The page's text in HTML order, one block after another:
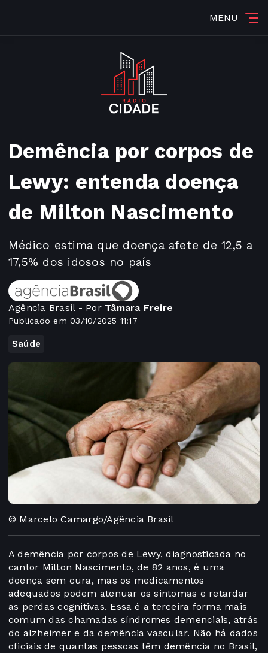
MENU
Demência por corpos de
Lewy: entenda doença
de Milton Nascimento
Médico estima que doença afete de 12,5 a
17,5% dos idosos no país
Agência Brasil - Por Tâmara Freire
Publicado em 03/10/2025 11:17
Saúde
© Marcelo Camargo/Agência Brasil
A demência por corpos de Lewy, diagnosticada no
cantor Milton Nascimento, de 82 anos, é uma
doença sem cura, mas os medicamentos
adequados podem atenuar os sintomas e retardar
as perdas cognitivas. Essa é a terceira forma mais
comum das chamadas síndromes demenciais, atrás
do alzheimer e da demência vascular. Não há dados
oficiais de quantas pessoas têm demência no Brasil,